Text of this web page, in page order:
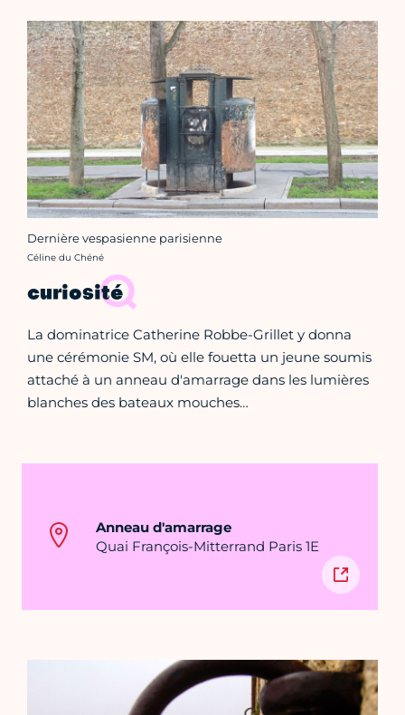
Dernière vespasienne parisienne
Crédit photo :
Céline du Chéné
curiosité
La dominatrice Catherine Robbe-Grillet y donna
une cérémonie SM, où elle fouetta un jeune soumis
attaché à un anneau d'amarrage dans les lumières
blanches des bateaux mouches…
Anneau d'amarrage
Quai François-Mitterrand Paris 1E